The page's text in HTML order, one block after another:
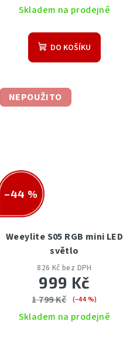
Skladem na prodejně
DO KOŠÍKU
NEPOUŽITO
–44 %
Weeylite S05 RGB mini LED
světlo
826 Kč bez DPH
999 Kč
1 799 Kč (–44 %)
Skladem na prodejně